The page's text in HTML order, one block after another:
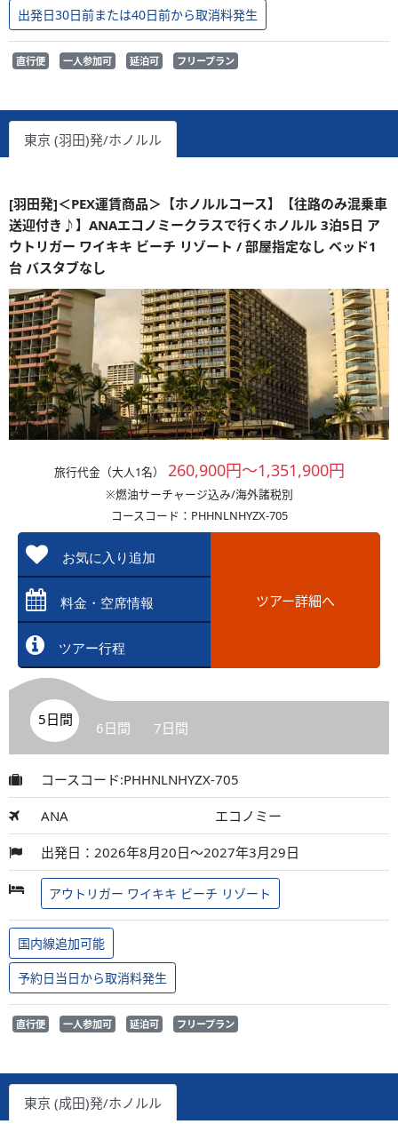
出発日30日前または40日前から取消料発生
直行便 一人参加可 延泊可 フリープラン
東京 (羽田)発/ホノルル
[羽田発]＜PEX運賃商品＞【ホノルルコース】【往路のみ混乗車
送迎付き♪】ANAエコノミークラスで行くホノルル 3泊5日 ア
ウトリガー ワイキキ ビーチ リゾート / 部屋指定なし ベッド1
台 バスタブなし
旅行代金（大人1名） 260,900円～1,351,900円
※燃油サーチャージ込み/海外諸税別
コースコード：PHHNLNHYZX-705
お気に入り追加
料金・空席情報
ツアー行程
ツアー詳細へ
5日間 6日間 7日間
コースコード:PHHNLNHYZX-705
ANA エコノミー
出発日：2026年8月20日～2027年3月29日
アウトリガー ワイキキ ビーチ リゾート
国内線追加可能
予約日当日から取消料発生
直行便 一人参加可 延泊可 フリープラン
東京 (成田)発/ホノルル